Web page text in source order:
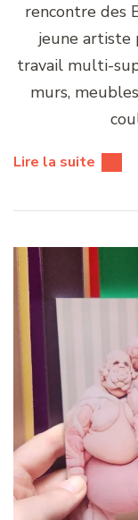
rencontre des
jeune artiste
travail multi-
murs,
Lire la suite